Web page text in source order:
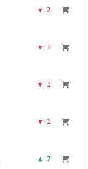
▼ 2
▼ 1
▼ 1
▼ 1
▲ 7